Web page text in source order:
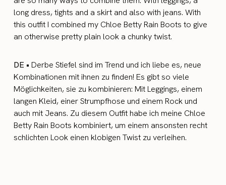
long dress, tights and a skirt and also with jeans. With
this outfit I combined my Chloe Betty Rain Boots to give
an otherwise pretty plain look a chunky twist.
DE •Derbe Stiefel sindim Trend und ich liebe es, neue
Kombinationen mit ihnen zu finden! Es gibt so viele
Möglichkeiten, sie zu kombinieren: Mit Leggings, einem
langen Kleid, einer Strumpfhose und einem Rock und
auch mit Jeans. Zu diesem Outfit habe ich meine Chloe
Betty Rain Boots kombiniert, um einem ansonsten recht
schlichten Look einen klobigen Twist zu verleihen.